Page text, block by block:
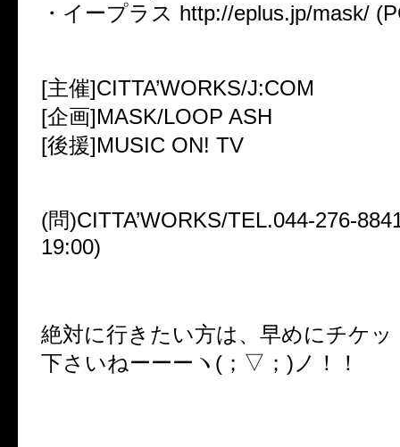
・イープラス http://eplus.jp/mask/
[主催]CITTA’WORKS/J:COM
[企画]MASK/LOOP ASH
[後援]MUSIC ON! TV
(問)CITTA’WORKS/TEL.044-276-
19:00)
絶対に行きたい方は、早めにチケ
下さいねーーーヽ(；▽；)ノ！！